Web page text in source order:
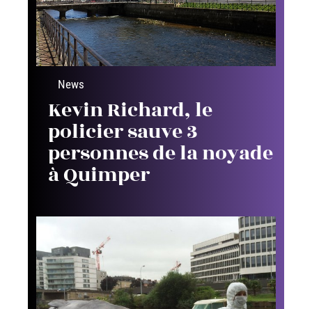
News
Kevin Richard, le
policier sauve 3
personnes de la noyade
à Quimper